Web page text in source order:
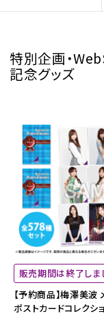
特別企画・
記念グッズ
販売期間は終了しま
【予約商品】梅澤美波
ポストカードコレクシ